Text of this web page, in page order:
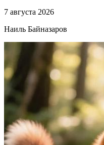
7 августа 2026
Наиль Байназаров